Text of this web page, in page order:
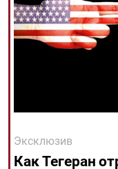
взгляд
Мультимедиа
All rights reserved
Copyright © 2021
Эксклюзив
Как Тегеран